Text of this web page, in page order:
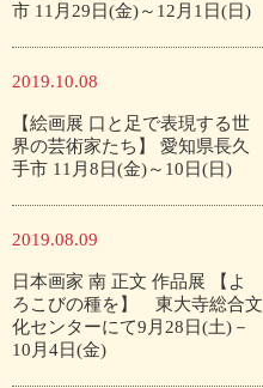
市 11月29日(金)～12月1日(日)
2019.10.08
【絵画展 口と足で表現する世
界の芸術家たち】 愛知県長久
手市 11月8日(金)～10日(日)
2019.08.09
日本画家 南 正文 作品展 【よ
ろこびの種を】 東大寺総合文
化センターにて9月28日(土)－
10月4日(金)